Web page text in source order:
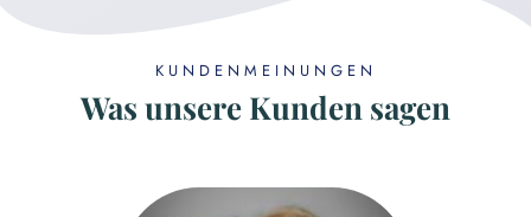
KUNDENMEINUNGEN
Was unsere Kunden sagen